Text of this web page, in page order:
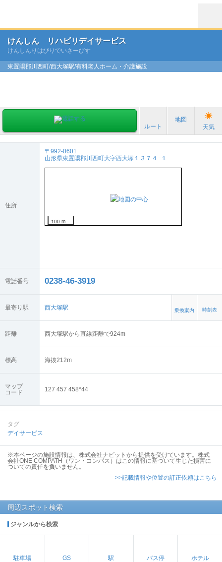
けんしん リハビリデイサービス
けんしんりはびりでいさーびす
東置賜郡川西町/西大塚駅/有料老人ホーム・介護施設
ルート
地図
天気
住所
〒992-0601
山形県東置賜郡川西町大字西大塚１３７４−１
100 m
電話番号 0238-46-3919
最寄り駅 西大塚駅 乗換案内 時刻表
距離 西大塚駅から直線距離で924m
標高 海抜212m
マップ
コード
127 457 458*44
タグ
デイサービス
※本ページの施設情報は、株式会社ナビットから提供を受けています。株式
会社ONE COMPATH（ワン・コンパス）はこの情報に基づいて生じた損害に
ついての責任を負いません。
>>記載情報や位置の訂正依頼はこちら
周辺スポット検索
ジャンルから検索
駐車場 GS 駅 バス停 ホテル